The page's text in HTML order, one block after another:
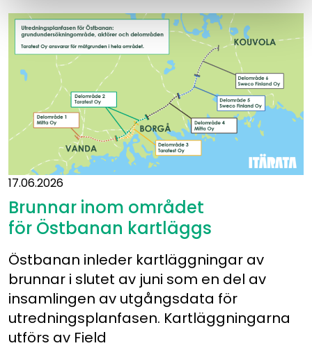
17.06.2026
Brunnar inom området
för Östbanan kartläggs
Östbanan inleder kartläggningar av
brunnar i slutet av juni som en del av
insamlingen av utgångsdata för
utredningsplanfasen. Kartläggningarna
utförs av Field